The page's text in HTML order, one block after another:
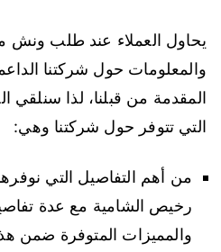
يحاول العملاء عند طلب ونش
والمعلومات حول شركتنا
المقدمة من قبلنا، لذا سنلقي
التي تتوفر حول شركتنا وهي:
من أهم التفاصيل التي
رخيص الشامية مع عدة
والمميزات المتوفرة ضمن